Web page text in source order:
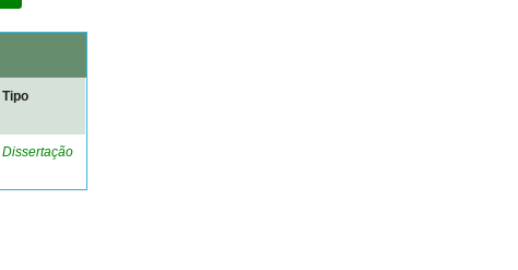
Tipo
Dissertação